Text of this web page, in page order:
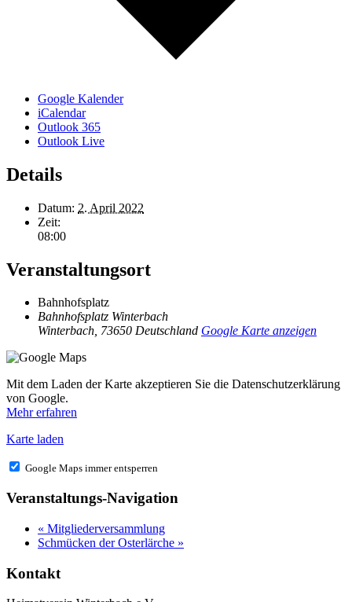
Google Kalender
iCalendar
Outlook 365
Outlook Live
Details
Datum: 2. April 2022
Zeit:
08:00
Veranstaltungsort
Bahnhofsplatz
Bahnhofsplatz Winterbach
Winterbach, 73650 Deutschland Google Karte anzeigen
Mit dem Laden der Karte akzeptieren Sie die Datenschutzerklärung
von Google.
Mehr erfahren
Karte laden
Google Maps immer entsperren
Veranstaltungs-Navigation
« Mitgliederversammlung
Schmücken der Osterlärche »
Kontakt